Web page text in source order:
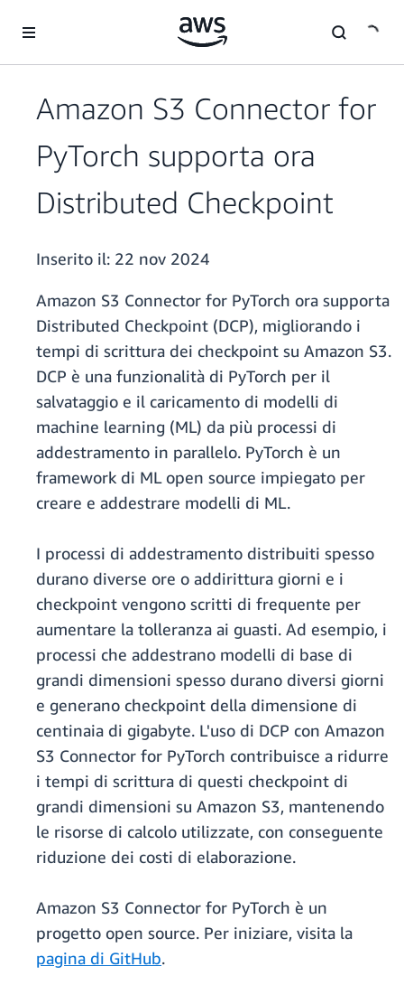
Amazon S3 Connector for
PyTorch supporta ora
Distributed Checkpoint
Inserito il: 22 nov 2024
Amazon S3 Connector for PyTorch ora supporta
Distributed Checkpoint (DCP), migliorando i
tempi di scrittura dei checkpoint su Amazon S3.
DCP è una funzionalità di PyTorch per il
salvataggio e il caricamento di modelli di
machine learning (ML) da più processi di
addestramento in parallelo. PyTorch è un
framework di ML open source impiegato per
creare e addestrare modelli di ML.
I processi di addestramento distribuiti spesso
durano diverse ore o addirittura giorni e i
checkpoint vengono scritti di frequente per
aumentare la tolleranza ai guasti. Ad esempio, i
processi che addestrano modelli di base di
grandi dimensioni spesso durano diversi giorni
e generano checkpoint della dimensione di
centinaia di gigabyte. L'uso di DCP con Amazon
S3 Connector for PyTorch contribuisce a ridurre
i tempi di scrittura di questi checkpoint di
grandi dimensioni su Amazon S3, mantenendo
le risorse di calcolo utilizzate, con conseguente
riduzione dei costi di elaborazione.
Amazon S3 Connector for PyTorch è un
progetto open source. Per iniziare, visita la
pagina di GitHub.